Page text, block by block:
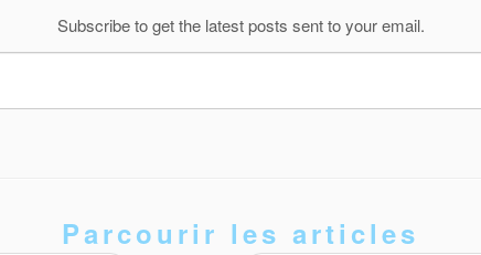
Subscribe to get the latest posts sent to your email.
Parcourir les articles